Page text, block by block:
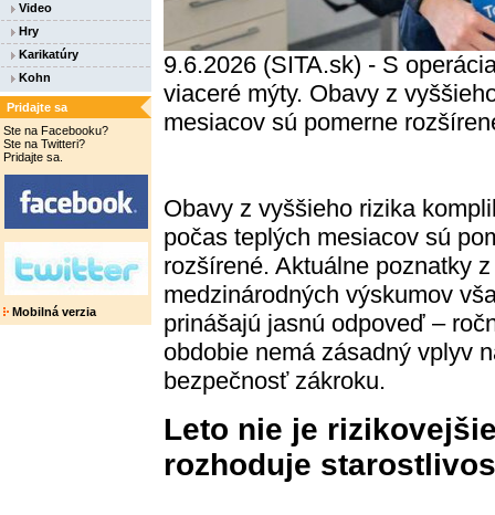
Video
Hry
Karikatúry
Kohn
Pridajte sa
Ste na Facebooku?
Ste na Twitteri?
Pridajte sa.
Mobilná verzia
9.6.2026 (SITA.sk) - S
viaceré mýty. Obavy z
mesiacov sú pomerne
Obavy z vyššieho rizika
počas teplých mesiacov sú
rozšírené. Aktuálne poznatky z
medzinárodných výskumov
prinášajú jasnú odpoveď –
obdobie nemá zásadný vplyv
bezpečnosť zákroku.
Leto nie je
rozhoduje